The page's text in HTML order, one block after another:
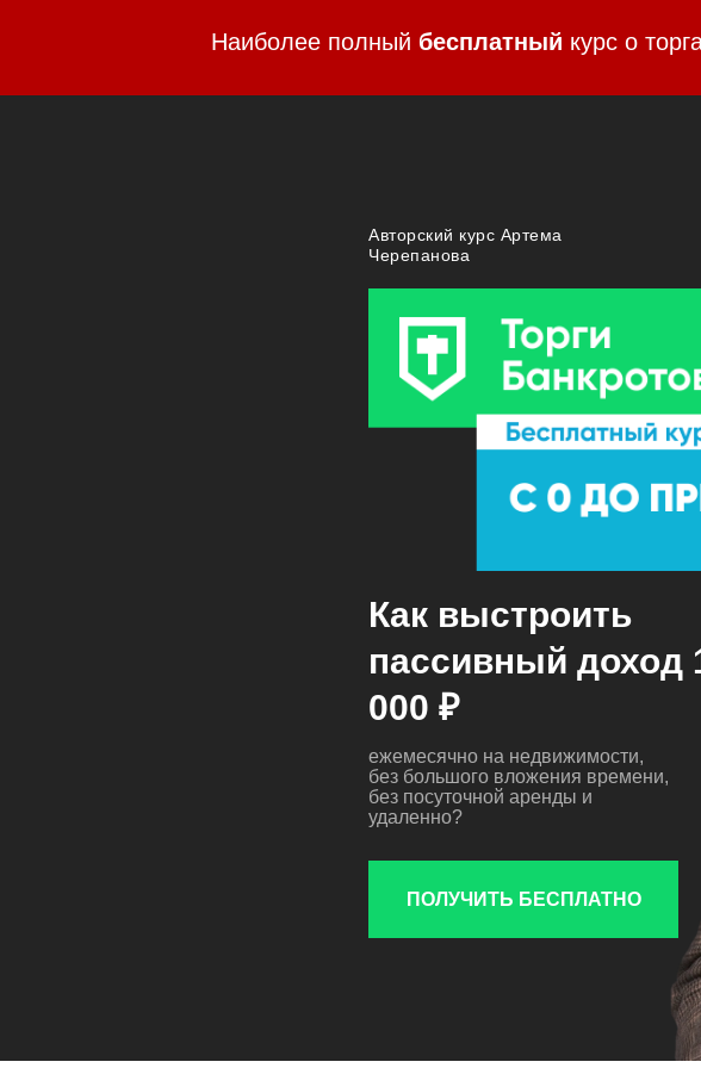
Наиболее полный бесплатный курс о
ежемесячно на недвижимости,
без большого вложения времени,
без посуточной аренды и
удаленно?
Авторский курс Артема
Черепанова
ПОЛУЧИТЬ БЕСПЛАТНО
Как выстроить
пассивный доход
000 ₽